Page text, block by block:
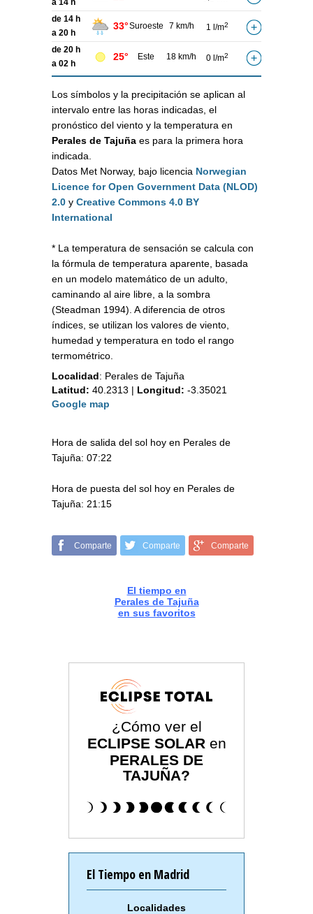
a 14 h
de 14 h
a 20 h
33°Suroeste 7 km/h 1 l/m2
de 20 h
a 02 h
25° Este 18 km/h 0 l/m2
Los símbolos y la precipitación se aplican al
intervalo entre las horas indicadas, el
pronóstico del viento y la temperatura en
Perales de Tajuña es para la primera hora
indicada.
Datos Met Norway, bajo licencia Norwegian
Licence for Open Government Data (NLOD)
2.0 y Creative Commons 4.0 BY
International
* La temperatura de sensación se calcula con
la fórmula de temperatura aparente, basada
en un modelo matemático de un adulto,
caminando al aire libre, a la sombra
(Steadman 1994). A diferencia de otros
índices, se utilizan los valores de viento,
humedad y temperatura en todo el rango
termométrico.
Localidad: Perales de Tajuña
Latitud: 40.2313 | Longitud: -3.35021
Google map
Hora de salida del sol hoy en Perales de
Tajuña: 07:22
Hora de puesta del sol hoy en Perales de
Tajuña: 21:15
Comparte Comparte Comparte
El tiempo en
Perales de Tajuña
en sus favoritos
¿Cómo ver el
ECLIPSE SOLAR en
PERALES DE
TAJUÑA?
El Tiempo en Madrid
Localidades